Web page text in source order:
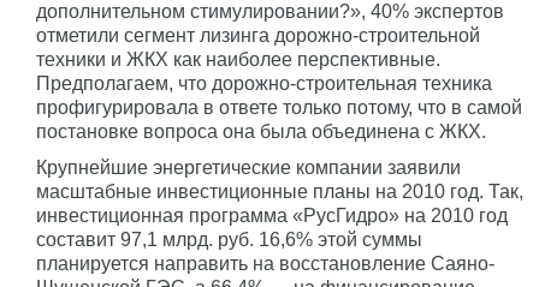
дополнительном стимулировании?», 40% экспертов
отметили сегмент лизинга дорожно-строительной
техники и ЖКХ как наиболее перспективные.
Предполагаем, что дорожно-строительная техника
профигурировала в ответе только потому, что в самой
постановке вопроса она была объединена с ЖКХ.
Крупнейшие энергетические компании заявили
масштабные инвестиционные планы на 2010 год. Так,
инвестиционная программа «РусГидро» на 2010 год
составит 97,1 млрд. руб. 16,6% этой суммы
планируется направить на восстановление Саяно-